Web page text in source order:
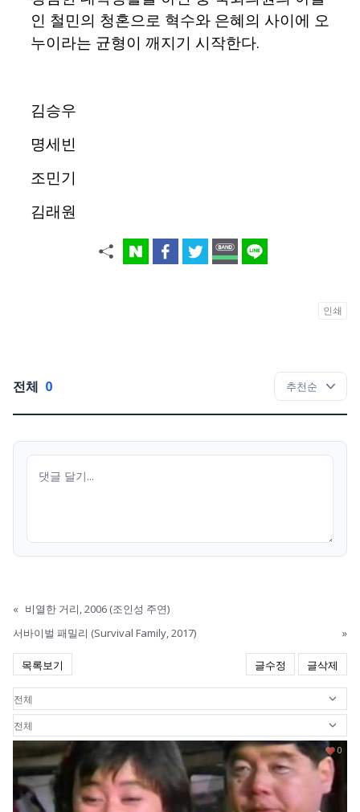
인 철민의 청혼으로 혁수와 은혜의 사이에 오
누이라는 균형이 깨지기 시작한다.
김승우
명세빈
조민기
김래원
인쇄
전체 0
« 비열한 거리, 2006 (조인성 주연)
서바이벌 패밀리 (Survival Family, 2017)
»
목록보기 글수정 글삭제
0